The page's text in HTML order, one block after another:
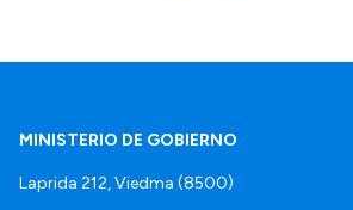
MINISTERIO DE GOBIERNO
Laprida 212, Viedma (8500)